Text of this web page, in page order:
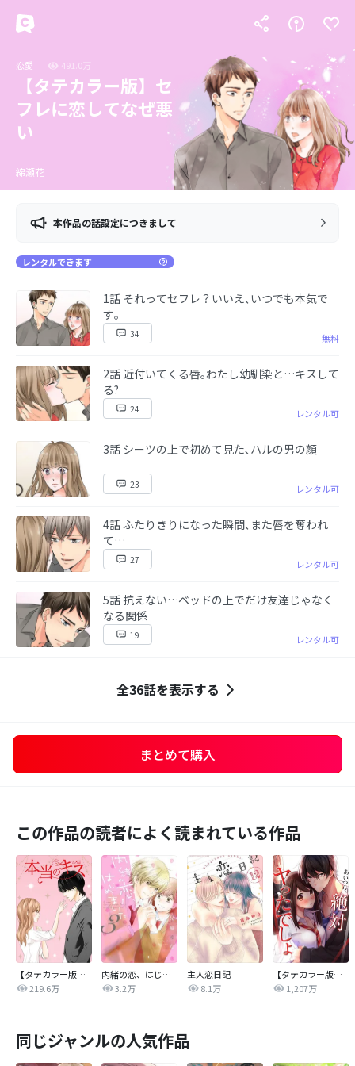
恋愛 491.0万
【タテカラー版】セ
フレに恋してなぜ悪
い
綿瀬花
本作品の話設定につきまして
レンタルできます
1話 それってセフレ？いいえ､いつでも本気で
す｡
34 無料
2話 近付いてくる唇｡わたし幼馴染と…キスして
る?
24 レンタル可
3話 シーツの上で初めて見た､ハルの男の顔
23 レンタル可
4話 ふたりきりになった瞬間､また唇を奪われ
て…
27 レンタル可
5話 抗えない…ベッドの上でだけ友達じゃなく
なる関係
19 レンタル可
全36話を表示する
まとめて購入
この作品の読者によく読まれている作品
【タテカラー版】本当のキス
219.6万
内緒の恋、はじめました
3.2万
主人恋日記
8.1万
【タテカラー版】あいつら、絶対ヤったでしょ
1,207万
同じジャンルの人気作品